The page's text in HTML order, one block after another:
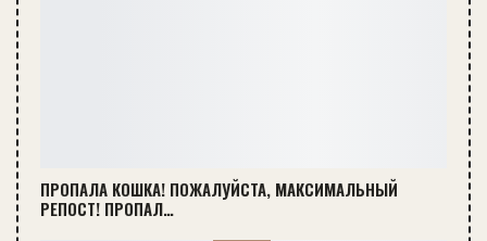
ПРОПАЛА КОШКА! ПОЖАЛУЙСТА, МАКСИМАЛЬНЫЙ
РЕПОСТ! ПРОПАЛ…